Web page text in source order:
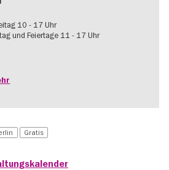
10 - 17 Uhr
und Feiertage 11 - 17 Uhr
Gratis